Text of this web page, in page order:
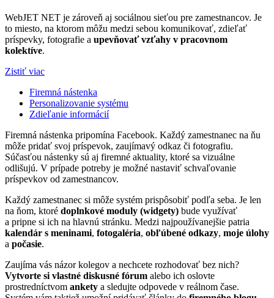
WebJET NET je zároveň aj sociálnou sieťou pre zamestnancov. Je
to miesto, na ktorom môžu medzi sebou komunikovať, zdieľať
príspevky, fotografie a upevňovať vzťahy v pracovnom
kolektíve.
Zistiť viac
Firemná nástenka
Personalizovanie systému
Zdieľanie informácií
Firemná nástenka pripomína Facebook. Každý zamestnanec na ňu
môže pridať svoj príspevok, zaujímavý odkaz či fotografiu.
Súčasťou nástenky sú aj firemné aktuality, ktoré sa vizuálne
odlišujú. V prípade potreby je možné nastaviť schvaľovanie
príspevkov od zamestnancov.
Každý zamestnanec si môže systém prispôsobiť podľa seba. Je len
na ňom, ktoré doplnkové moduly (widgety) bude využívať
a pripne si ich na hlavnú stránku. Medzi najpoužívanejšie patria
kalendár s meninami, fotogaléria, obľúbené odkazy, moje úlohy
a počasie.
Zaujíma vás názor kolegov a nechcete rozhodovať bez nich?
Vytvorte si vlastné diskusné fórum alebo ich oslovte
prostredníctvom ankety a sledujte odpovede v reálnom čase.